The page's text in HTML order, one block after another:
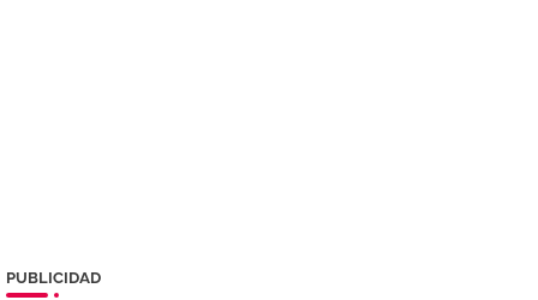
PUBLICIDAD